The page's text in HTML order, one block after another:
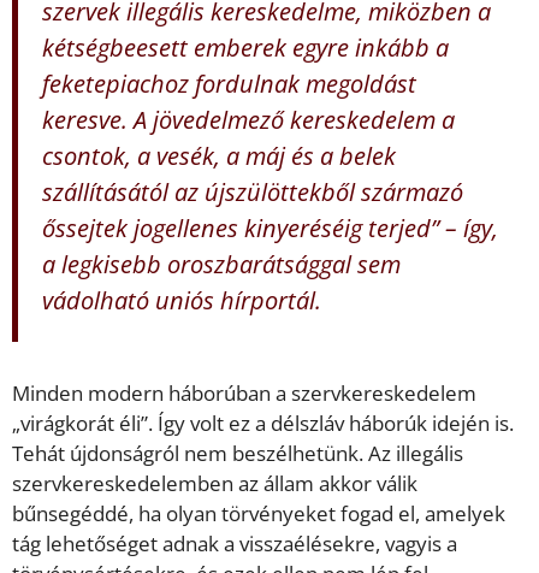
szervek illegális kereskedelme, miközben a
kétségbeesett emberek egyre inkább a
feketepiachoz fordulnak megoldást
keresve. A jövedelmező kereskedelem a
csontok, a vesék, a máj és a belek
szállításától az újszülöttekből származó
őssejtek jogellenes kinyeréséig terjed” – így,
a legkisebb oroszbarátsággal sem
vádolható uniós hírportál.
Minden modern háborúban a szervkereskedelem
„virágkorát éli”. Így volt ez a délszláv háborúk idején is.
Tehát újdonságról nem beszélhetünk. Az illegális
szervkereskedelemben az állam akkor válik
bűnsegéddé, ha olyan törvényeket fogad el, amelyek
tág lehetőséget adnak a visszaélésekre, vagyis a